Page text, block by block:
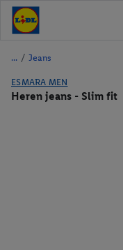
/ Jeans
ESMARA MEN
Heren jeans - Slim fit